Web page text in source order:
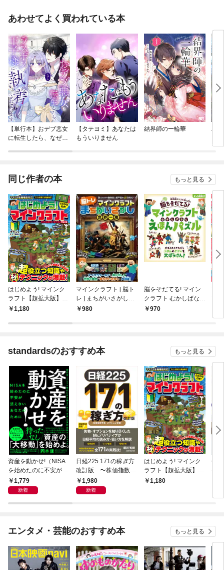
あわせてよく買われている本
【単行本】おデブ悪女
に転生したら、なぜか
【タテヨミ】あなたは
もういりません
結界師の一輪華
バ
今
同じ作者の本 もっと見る
はじめよう! マインク
ラフト【超拡大版】〜
マイクラ攻略本の決定
(秘)テクニックが満
1,180
マインクラフト [ 脳ト
レ ] まちがいさがし世
界一周 〜遊ぶだけで観
しの旅に出よう!
980
脳をそだてる! マイン
クラフト むかしばなし
えほんパズル 【3〜5
970
由
に
イ
standardsのおすすめ本 もっと見る
資産を動かせ!（NISA
を始めたのに不安が消
えないあなたのために
——超円安・インフレ
「お金」の質的変換ロ
1,779
新着
日経225 171の稼ぎ方
改訂版 〜株価指数先
物・オプション投資〜
(日経平均株価で取
1,980
新着
はじめよう! マインク
ラフト【超拡大版】〜
マイクラ攻略本の決定
1,180
仕
ゼ
料
数
エンタメ・芸能のおすすめ本 もっと見る